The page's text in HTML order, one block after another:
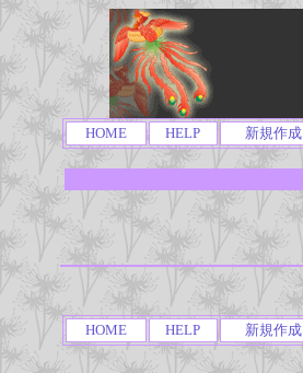
HOME HELP 新規作成
HOME HELP 新規作成